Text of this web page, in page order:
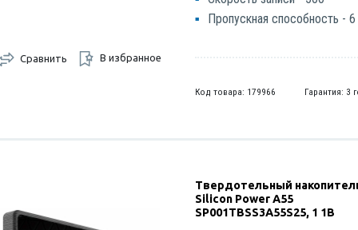
Сравнить В избранное
Пропускная способность - 6
Код товара: 179966 Гарантия: 3
Твердотельный
Silicon Power A55
SP001TBSS3A55S25, 1 1B